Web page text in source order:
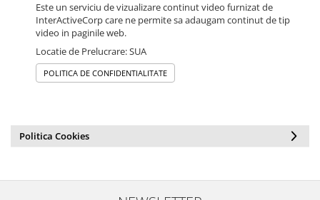
Este un serviciu de vizualizare continut video furnizat de
InterActiveCorp care ne permite sa adaugam continut de tip
video in paginile web.
Locatie de Prelucrare: SUA
POLITICA DE CONFIDENTIALITATE
Politica Cookies